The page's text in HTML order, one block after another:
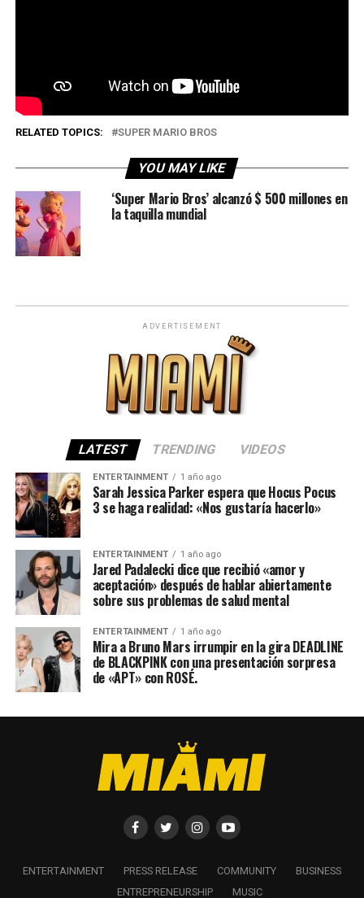
RELATED TOPICS: SUPER MARIO BROS
YOU MAY LIKE
‘Super Mario Bros’ alcanzó $ 500 millones en
la taquilla mundial
ADVERTISEMENT
LATEST TRENDING VIDEOS
ENTERTAINMENT 1 año ago
Sarah Jessica Parker espera que Hocus Pocus
3 se haga realidad: «Nos gustaría hacerlo»
ENTERTAINMENT 1 año ago
Jared Padalecki dice que recibió «amor y
aceptación» después de hablar abiertamente
sobre sus problemas de salud mental
ENTERTAINMENT 1 año ago
Mira a Bruno Mars irrumpir en la gira DEADLINE
de BLACKPINK con una presentación sorpresa
de «APT» con ROSÉ.
ENTERTAINMENT PRESS RELEASE COMMUNITY
BUSINESS
ENTREPRENEURSHIP
MUSIC